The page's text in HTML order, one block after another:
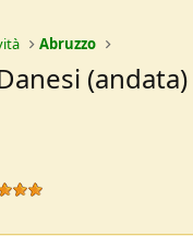
Abruzzo